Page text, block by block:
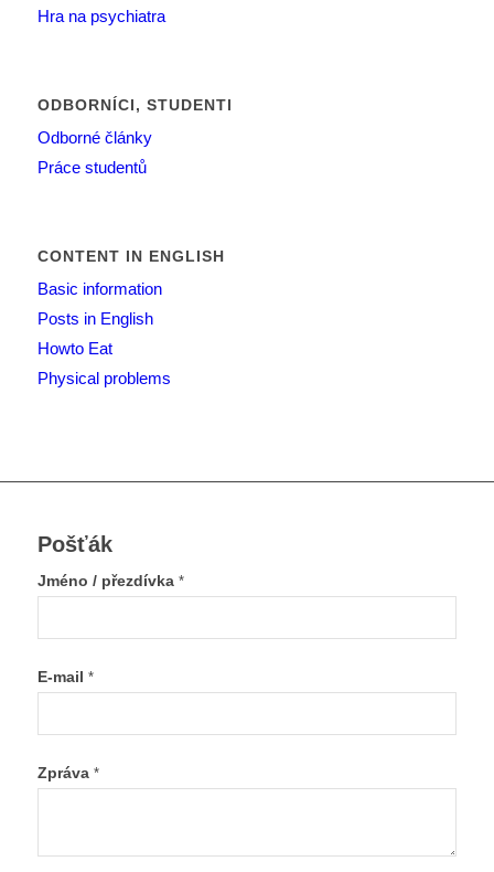
Hra na psychiatra
ODBORNÍCI, STUDENTI
Odborné články
Práce studentů
CONTENT IN ENGLISH
Basic information
Posts in English
Howto Eat
Physical problems
Pošťák
Jméno / přezdívka *
E-mail *
Zpráva *